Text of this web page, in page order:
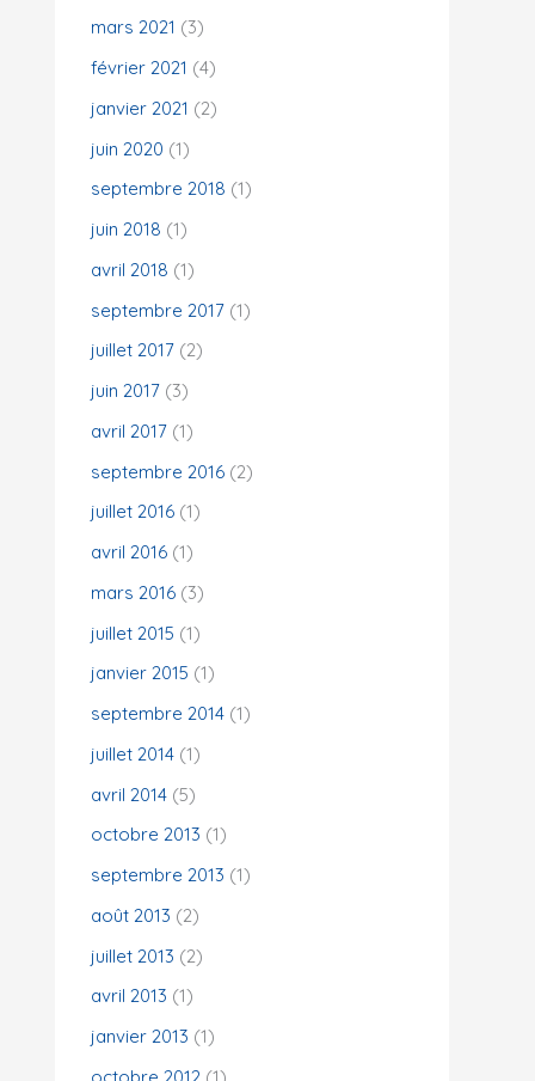
mars 2021 (3)
février 2021 (4)
janvier 2021 (2)
juin 2020 (1)
septembre 2018 (1)
juin 2018 (1)
avril 2018 (1)
septembre 2017 (1)
juillet 2017 (2)
juin 2017 (3)
avril 2017 (1)
septembre 2016 (2)
juillet 2016 (1)
avril 2016 (1)
mars 2016 (3)
juillet 2015 (1)
janvier 2015 (1)
septembre 2014 (1)
juillet 2014 (1)
avril 2014 (5)
octobre 2013 (1)
septembre 2013 (1)
août 2013 (2)
juillet 2013 (2)
avril 2013 (1)
janvier 2013 (1)